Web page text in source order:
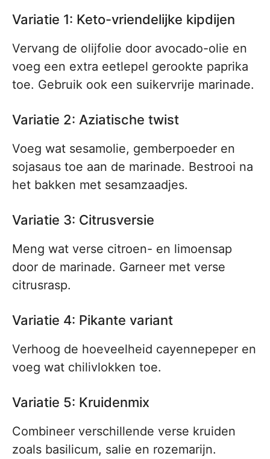
Variatie 1: Keto-vriendelijke kipdijen
Vervang de olijfolie door avocado-olie en
voeg een extra eetlepel gerookte paprika
toe. Gebruik ook een suikervrije marinade.
Variatie 2: Aziatische twist
Voeg wat sesamolie, gemberpoeder en
sojasaus toe aan de marinade. Bestrooi na
het bakken met sesamzaadjes.
Variatie 3: Citrusversie
Meng wat verse citroen- en limoensap
door de marinade. Garneer met verse
citrusrasp.
Variatie 4: Pikante variant
Verhoog de hoeveelheid cayennepeper en
voeg wat chilivlokken toe.
Variatie 5: Kruidenmix
Combineer verschillende verse kruiden
zoals basilicum, salie en rozemarijn.